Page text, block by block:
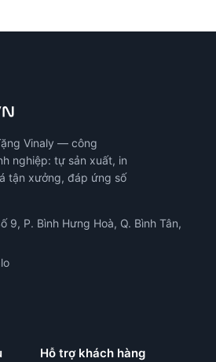
Vinaly — công
nghiệp: tự sản xuất, in
tận xưởng, đáp ứng số
9, P. Bình Hưng Hoà, Q. Bình Tân,
Hỗ trợ khách hàng